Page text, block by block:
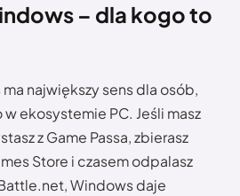
– dla kogo to
największy sens dla osób,
ekosystemie PC. Jeśli masz
z Game Passa, zbierasz
Store i czasem odpalasz
Windows daje